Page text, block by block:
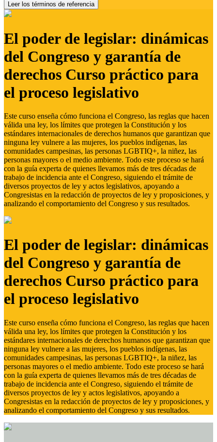
Leer los términos de referencia
El poder de legislar: dinámicas
del Congreso y garantía de
derechos Curso práctico para
el proceso legislativo
Este curso enseña cómo funciona el Congreso, las reglas que hacen
válida una ley, los límites que protegen la Constitución y los
estándares internacionales de derechos humanos que garantizan que
ninguna ley vulnere a las mujeres, los pueblos indígenas, las
comunidades campesinas, las personas LGBTIQ+, la niñez, las
personas mayores o el medio ambiente. Todo este proceso se hará
con la guía experta de quienes llevamos más de tres décadas de
trabajo de incidencia ante el Congreso, siguiendo el trámite de
diversos proyectos de ley y actos legislativos, apoyando a
Congresistas en la redacción de proyectos de ley y proposiciones, y
analizando el comportamiento del Congreso y sus resultados.
El poder de legislar: dinámicas
del Congreso y garantía de
derechos Curso práctico para
el proceso legislativo
Este curso enseña cómo funciona el Congreso, las reglas que hacen
válida una ley, los límites que protegen la Constitución y los
estándares internacionales de derechos humanos que garantizan que
ninguna ley vulnere a las mujeres, los pueblos indígenas, las
comunidades campesinas, las personas LGBTIQ+, la niñez, las
personas mayores o el medio ambiente. Todo este proceso se hará
con la guía experta de quienes llevamos más de tres décadas de
trabajo de incidencia ante el Congreso, siguiendo el trámite de
diversos proyectos de ley y actos legislativos, apoyando a
Congresistas en la redacción de proyectos de ley y proposiciones, y
analizando el comportamiento del Congreso y sus resultados.